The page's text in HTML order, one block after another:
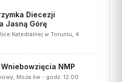
Diecezji
Jasną Górę
Katedralnej w Toruniu, 4
NMP
Msza św - godz. 12.00